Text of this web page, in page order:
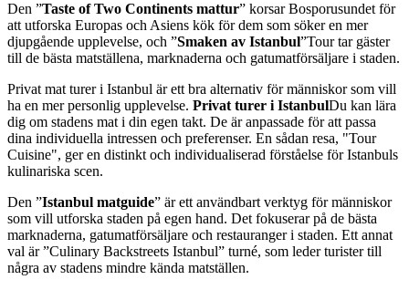
Den ”Taste of Two Continents mattur” korsar Bosporusundet för
att utforska Europas och Asiens kök för dem som söker en mer
djupgående upplevelse, och ”Smaken av Istanbul”Tour tar gäster
till de bästa matställena, marknaderna och gatumatförsäljare i staden.
Privat mat turer i Istanbul är ett bra alternativ för människor som vill
ha en mer personlig upplevelse. Privat turer i IstanbulDu kan lära
dig om stadens mat i din egen takt. De är anpassade för att passa
dina individuella intressen och preferenser. En sådan resa, "Tour
Cuisine", ger en distinkt och individualiserad förståelse för Istanbuls
kulinariska scen.
Den ”Istanbul matguide” är ett användbart verktyg för människor
som vill utforska staden på egen hand. Det fokuserar på de bästa
marknaderna, gatumatförsäljare och restauranger i staden. Ett annat
val är ”Culinary Backstreets Istanbul” turné, som leder turister till
några av stadens mindre kända matställen.